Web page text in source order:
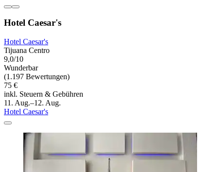
Hotel Caesar's
Hotel Caesar's
Tijuana Centro
9,0/10
Wunderbar
(1.197 Bewertungen)
75 €
inkl. Steuern & Gebühren
11. Aug.–12. Aug.
Hotel Caesar's